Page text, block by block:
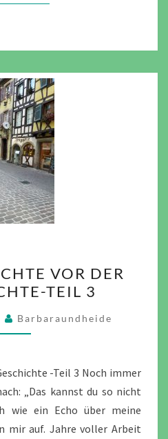
GESCHICHTE
VOR
DER
GESCHICHTE-
3
VOR DER
TEIL 3
Barbaraundheide
-Teil 3 Noch immer
„Das kannst du so nicht
wie ein Echo über meine
mir auf. Jahre voller Arbeit